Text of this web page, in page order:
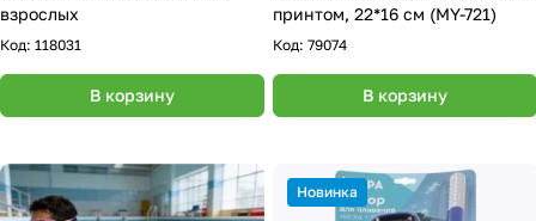
взрослых
Код: 118031
В корзину
принтом, 22*16 см (MY-721)
Код: 79074
В корзину
Новинка